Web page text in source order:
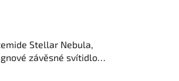
Stellar Nebula,
závěsné svítidlo